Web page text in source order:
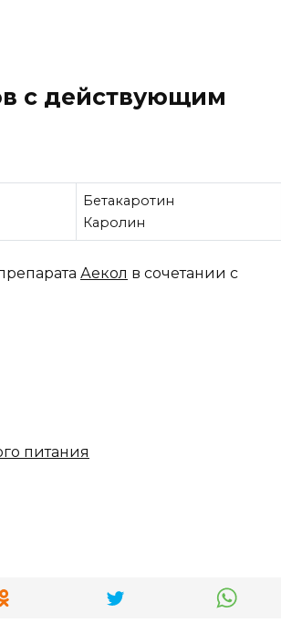
с действующим
Бетакаротин
Каролин
Аекол в сочетании с
питания